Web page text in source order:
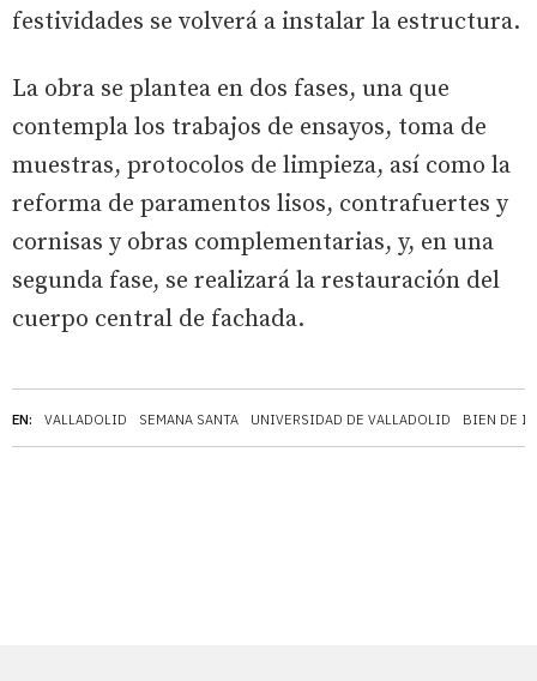
EN: VALLADOLID SEMANA SANTA UNIVERSIDAD DE VALLADOLID BIEN DE
festividades se volverá a instalar la estructura.
La obra se plantea en dos fases, una que
contempla los trabajos de ensayos, toma de
muestras, protocolos de limpieza, así como la
reforma de paramentos lisos, contrafuertes y
cornisas y obras complementarias, y, en una
segunda fase, se realizará la restauración del
cuerpo central de fachada.